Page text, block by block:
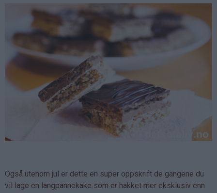
Også utenom jul er dette en super oppskrift de gangene du
vil lage en langpannekake som er hakket mer eksklusiv enn